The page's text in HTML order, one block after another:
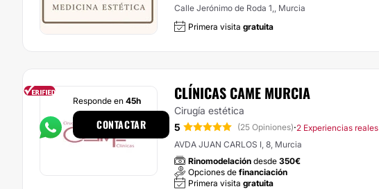
Calle Jerónimo de Roda 1,, Murcia
Primera visita gratuita
CLÍNICAS CAME MURCIA
Cirugía estética
5
(25 Opiniones)·2 Experiencias reales
AVDA JUAN CARLOS I, 8, Murcia
Rinomodelación desde 350€
Opciones de financiación
Primera visita gratuita
Responde en 45h
CONTACTAR